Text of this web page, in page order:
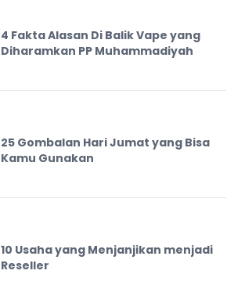
4 Fakta Alasan Di Balik Vape yang
Diharamkan PP Muhammadiyah
25 Gombalan Hari Jumat yang Bisa
Kamu Gunakan
10 Usaha yang Menjanjikan menjadi
Reseller